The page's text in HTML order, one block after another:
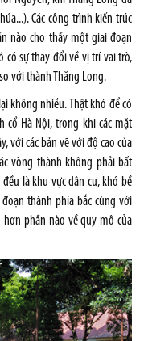
Các công trình kiến trúc
nào cho thấy một giai đoạn
có sự thay đổi về vị trí vai trò,
với thành Thăng Long.
không nhiều. Thật khó để có
cổ Hà Nội, trong khi các mặt
với các bản vẽ với độ cao của
vòng thành không phải bất
đều là khu vực dân cư, khó bề
thành phía bắc cùng với
phần nào về quy mô của